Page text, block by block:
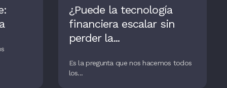
¿Puede la tecnología
financiera escalar sin
perder la...
Es la pregunta que nos hacemos todos
los...